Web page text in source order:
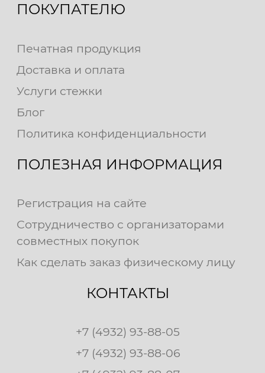
ПОКУПАТЕЛЮ
Печатная продукция
Доставка и оплата
Услуги стежки
Блог
Политика конфиденциальности
ПОЛЕЗНАЯ ИНФОРМАЦИЯ
Регистрация на сайте
Сотрудничество с организаторами
совместных покупок
Как сделать заказ физическому лицу
КОНТАКТЫ
+7 (4932) 93-88-05
+7 (4932) 93-88-06